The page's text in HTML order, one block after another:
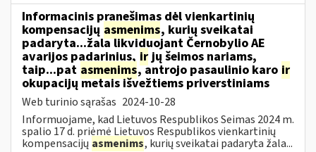
Informacinis pranešimas dėl vienkartinių
kompensacijų asmenims, kurių sveikatai
padaryta...žala likviduojant Černobylio AE
avarijos padarinius, irjų šeimos nariams,
taip...pat asmenims, antrojo pasaulinio karo ir
okupacijų metais išvežtiems priverstiniams
Web turinio sąrašas 2024-10-28
Informuojame, kad Lietuvos Respublikos Seimas 2024 m.
spalio 17 d. priėmė Lietuvos Respublikos vienkartinių
kompensacijų asmenims, kurių sveikatai padaryta žala...